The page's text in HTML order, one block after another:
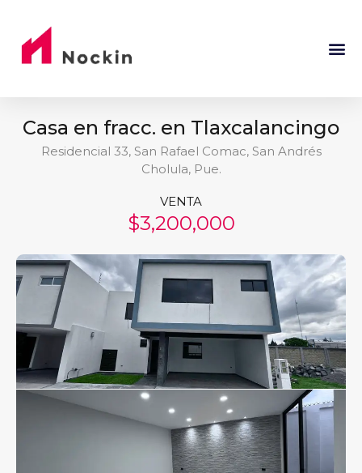
Casa en fracc. en Tlaxcalancingo
Residencial 33, San Rafael Comac, San Andrés
Cholula, Pue.
VENTA
$3,200,000